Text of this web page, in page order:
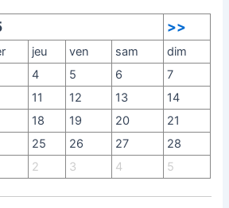
>>
jeu ven sam
dim
4 5 6
7
11 12 13
14
18 19 20
21
25 26 27
28
2 3 4 5